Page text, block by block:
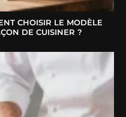
CHOISIR LE MODÈLE
DE CUISINER ?